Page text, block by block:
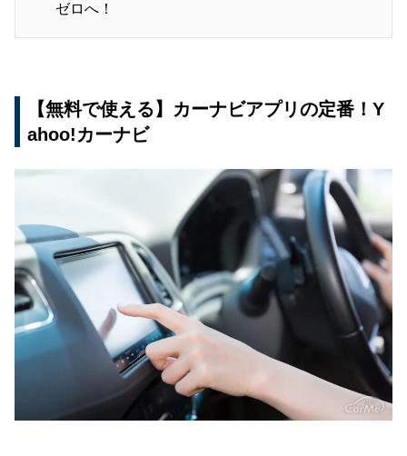
ゼロへ！
【無料で使える】カーナビアプリの定番！Y
ahoo!カーナビ